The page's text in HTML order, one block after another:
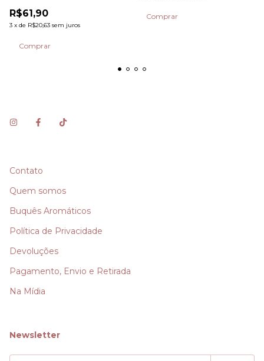
R$61,90
3 x de R$20,63 sem juros
Contato
Quem somos
Buquês Aromáticos
Política de Privacidade
Devoluções
Pagamento, Envio e Retirada
Na Mídia
Newsletter